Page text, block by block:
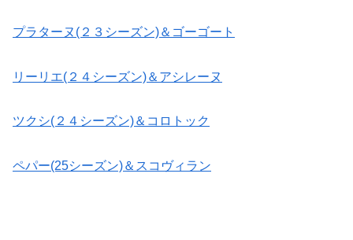
プラターヌ(２３シーズン)＆ゴーゴート
リーリエ(２４シーズン)＆アシレーヌ
ツクシ(２４シーズン)＆コロトック
ペパー(25シーズン)＆スコヴィラン